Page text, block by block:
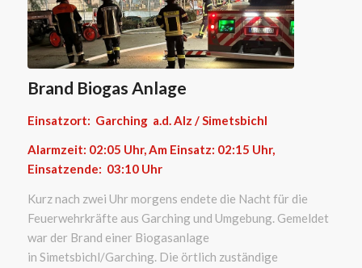
Brand Biogas Anlage
Einsatzort: Garching a.d. Alz / Simetsbichl
Alarmzeit: 02:05 Uhr, Am Einsatz: 02:15 Uhr,
Einsatzende: 03:10 Uhr
Kurz nach zwei Uhr morgens endete die Nacht für die
Feuerwehrkräfte aus Garching und Umgebung. Gemeldet
war der Brand einer Biogasanlage
in Simetsbichl/Garching. Die örtlich zuständige